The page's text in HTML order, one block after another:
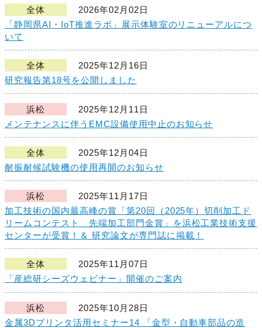
全体
2026年02月02日
「静岡県AI・IoT推進ラボ」展示体験室のリニューアルにつ
いて
全体
2025年12月16日
研究報告第18号を公開しました
浜松
2025年12月11日
メンテナンスに伴うEMC設備使用中止のお知らせ
全体
2025年12月04日
耐振耐候試験機の使用再開のお知らせ
浜松
2025年11月17日
加工技術の国内最高峰の賞「第20回（2025年）切削加工ド
リームコンテスト 先端加工部門金賞」を浜松工業技術支援
センターが受賞！＆ 研究論文が専門誌に掲載！
全体
2025年11月07日
「産総研シーズウェビナー」開催のご案内
浜松
2025年10月28日
金属3Dプリンタ活用セミナー14 「金型・自動車部品の造